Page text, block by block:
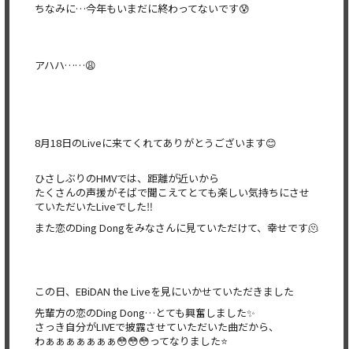
ちなみに…今年もいまだに終わってないです😰
アハハ……😩
8月18日のLiveに来てくれてありがとうございます😊
ひさしぶりのHMVでは、距離が近いから
たくさんの声援がそばで聞こえてとても楽しい気持ちにさせ
ていただいたLiveでした‼️
また恋のDing Dongをみなさんに見ていただけて、幸せです🫠
この日、EBiDAN the Liveを見にいかせていただきました
先輩方の恋のDing Dong…とても興奮しました✨
さっき自分がLIVEで披露させていただいた曲だから、
わぁぁぁぁぁぁぁ😳😳😳ってなりました⭐️